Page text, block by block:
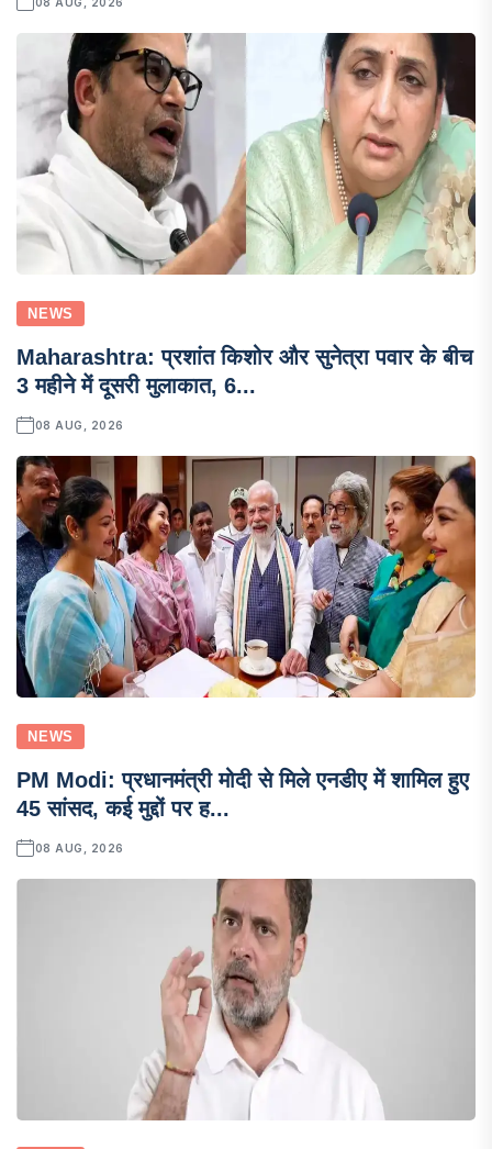
NEWS
Maharashtra: प्रशांत किशोर और सुनेत्रा पवार के बीच
3 महीने में दूसरी मुलाकात, 6...
08 AUG, 2026
NEWS
PM Modi: प्रधानमंत्री मोदी से मिले एनडीए में शामिल हुए
45 सांसद, कई मुद्दों पर ह...
08 AUG, 2026